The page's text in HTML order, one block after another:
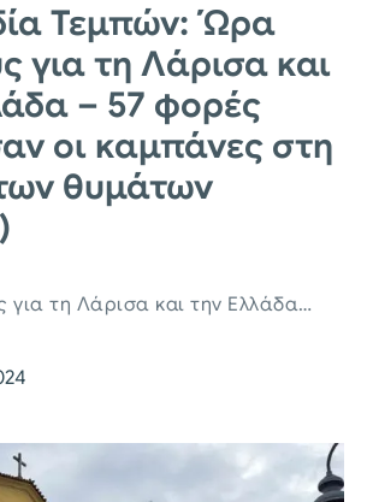
Τεμπών: Ώρα
για τη Λάρισα και
– 57 φορές
οι καμπάνες στη
θυμάτων
τη Λάρισα και την Ελλάδα…